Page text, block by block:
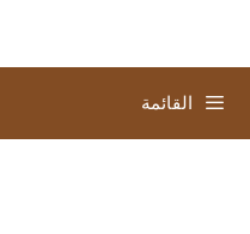
القائمة